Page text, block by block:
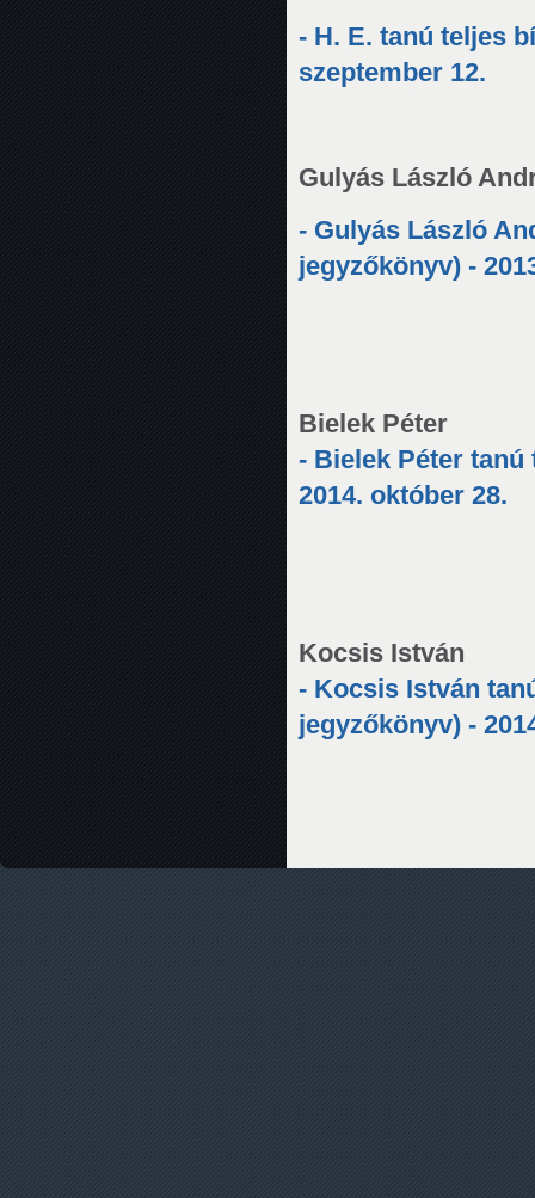
- H. E. tanú teljes
szeptember 12.
Gulyás László
- Gulyás László
jegyzőkönyv) -
Bielek Péter
- Bielek Péter
2014. október 28.
Kocsis István
- Kocsis István
jegyzőkönyv) -